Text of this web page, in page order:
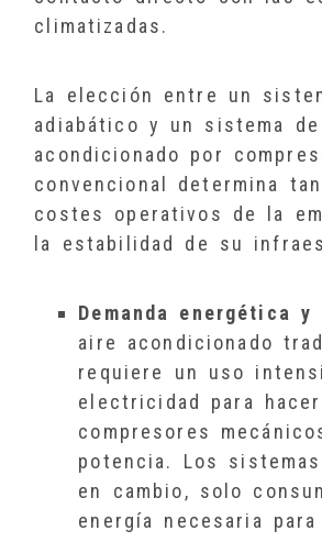
climatizadas.
La elección entre un
adiabático y un sistema
acondicionado por
convencional determina
costes operativos de la
la estabilidad de su
Demanda energética y
aire acondicionado
requiere un uso
electricidad para
compresores
potencia. Los
en cambio, solo
energía necesaria